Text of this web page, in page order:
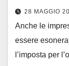
28 MAGGIO
Anche le
essere
l’imposta per